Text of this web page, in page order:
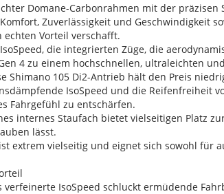
Domane-Carbonrahmen mit der
Zuverlässigkeit und Geschwindigkeit
echten Vorteil verschafft.
die integrierten Züge, die
4 zu einem hochschnellen, ultraleichten
Shimano 105 Di2-Antrieb hält den Preis
IsoSpeed und die Reifenfreiheit
Fahrgefühl zu entschärfen.
internes Staufach bietet vielseitigen Platz
lässt.
extrem vielseitig und eignet sich sowohl für
verfeinerte IsoSpeed schluckt ermüdende